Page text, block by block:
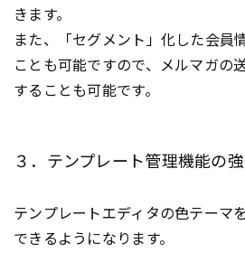
きます。
また、「セグメント」化した会員
ことも可能ですので、メルマガの
することも可能です。
３．テンプレート管理機能の
テンプレートエディタの色テーマ
できるようになります。